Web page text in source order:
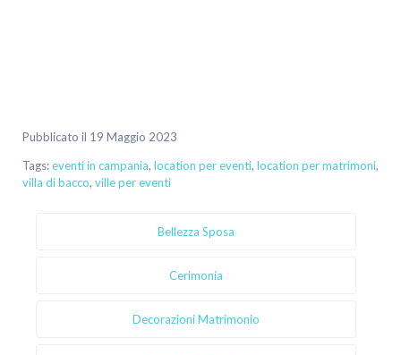
Pubblicato il 19 Maggio 2023
Tags:eventi in campania, location per eventi, location per matrimoni,
villa di bacco, ville per eventi
Bellezza Sposa
Cerimonia
Decorazioni Matrimonio